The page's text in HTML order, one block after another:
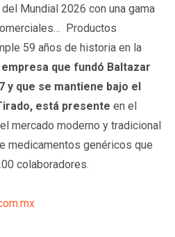
Mundial 2026 con una gama
Productos
59 años de historia en la
empresa que fundó Baltazar
y que se mantiene bajo el
está presente en el
mercado moderno y tradicional
medicamentos genéricos que
colaboradores.